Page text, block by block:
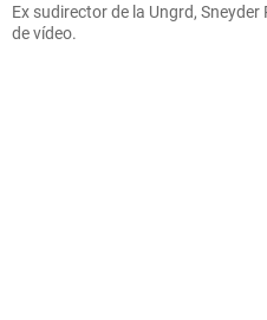
Ex sudirector de la Ungrd,
de vídeo.